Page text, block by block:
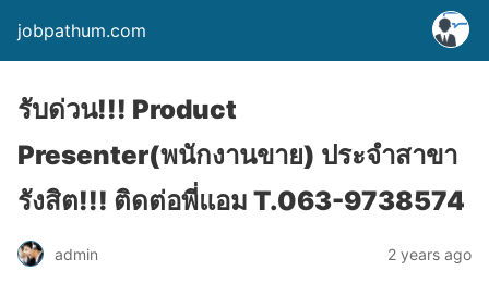
jobpathum.com
รับด่วน!!! Product
Presenter(พนักงานขาย) ประจำสาขา
รังสิต!!! ติดต่อพี่แอม T.063-9738574
admin 2 years ago